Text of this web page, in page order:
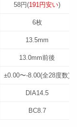
58円(191円安い)
6枚
13.5mm
13.0mm前後
±0.00〜-8.00(全28度数)
DIA14.5
BC8.7